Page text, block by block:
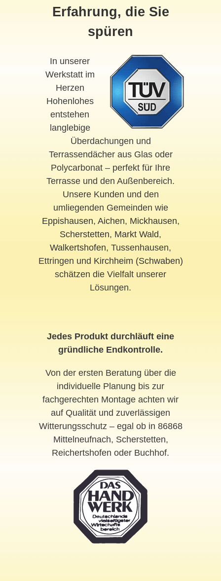
Erfahrung, die Sie
spüren
In unserer
Werkstatt im
Herzen
Hohenlohes
entstehen
langlebige
Überdachungen und
Terrassendächer aus Glas oder
Polycarbonat – perfekt für Ihre
Terrasse und den Außenbereich.
Unsere Kunden und den
umliegenden Gemeinden wie
Eppishausen, Aichen, Mickhausen,
Scherstetten, Markt Wald,
Walkertshofen, Tussenhausen,
Ettringen und Kirchheim (Schwaben)
schätzen die Vielfalt unserer
Lösungen.
Jedes Produkt durchläuft eine
gründliche Endkontrolle.
Von der ersten Beratung über die
individuelle Planung bis zur
fachgerechten Montage achten wir
auf Qualität und zuverlässigen
Witterungsschutz – egal ob in 86868
Mittelneufnach, Scherstetten,
Reichertshofen oder Buchhof.